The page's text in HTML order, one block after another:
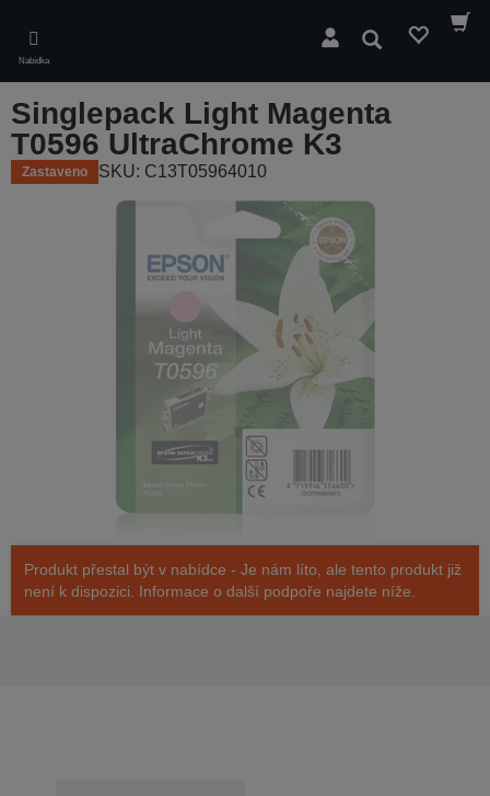
main
content
Nabídka
Hledat
Singlepack Light Magenta
T0596 UltraChrome K3
Zastaveno SKU: C13T05964010
Produkt přestal být v nabídce - Je nám líto, ale tento produkt již
není k dispozici. Informace o další podpoře najdete níže.